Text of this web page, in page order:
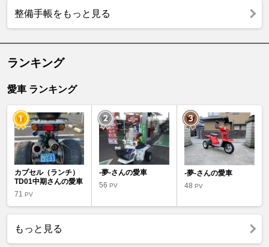
整備手帳をもっと見る
ランキング
愛車 ランキング
カプセル（ランチ）
TD01中期さんの愛車
71 PV
-夢-さんの愛車
56PV
-夢-さんの愛車
48 PV
もっと見る